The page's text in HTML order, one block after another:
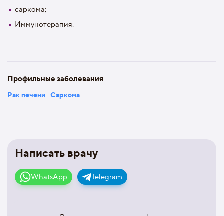
Написать врачу
WhatsApp Telegram
саркома;
Иммунотерапия.
Профильные заболевания
Рак печени Саркома